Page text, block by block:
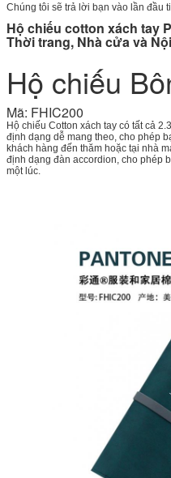
Chúng tôi sẽ trả lời bạn vào lần đầu
Hộ chiếu cotton xách tay
Thời trang, Nhà cửa và
Hộ chiếu
Mã: FHIC200
Hộ chiếu Cotton xách tay có tất cả
định dạng dễ mang theo, cho phép
khách hàng đến thăm hoặc tại nhà
định dạng đàn accordion, cho phép
một lúc.